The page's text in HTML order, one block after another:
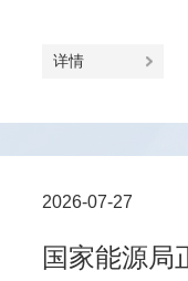
电池延至2027年4月
详情
2026-07-27
国家能源局